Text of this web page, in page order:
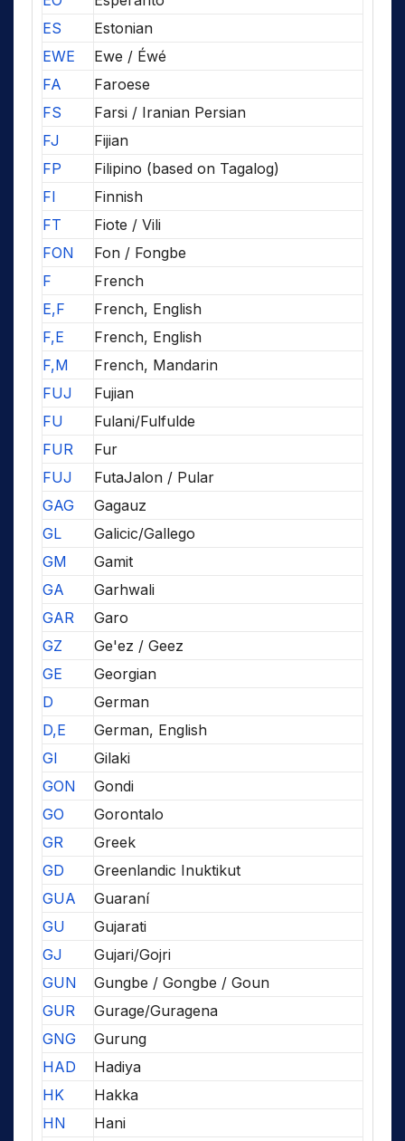
ES
Estonian
EWE
Ewe / Éwé
FA
Faroese
FS
Farsi / Iranian Persian
FJ
Fijian
FP
Filipino (based on Tagalog)
FI
Finnish
FT
Fiote / Vili
FON
Fon / Fongbe
F
French
E,F
French, English
F,E
French, English
F,M
French, Mandarin
FUJ
Fujian
FU
Fulani/Fulfulde
FUR
Fur
FUJ
FutaJalon / Pular
GAG
Gagauz
GL
Galicic/Gallego
GM
Gamit
GA
Garhwali
GAR
Garo
GZ
Ge'ez / Geez
GE
Georgian
D
German
D,E
German, English
GI
Gilaki
GON
Gondi
GO
Gorontalo
GR
Greek
GD
Greenlandic Inuktikut
GUA
Guaraní
GU
Gujarati
GJ
Gujari/Gojri
GUN
Gungbe / Gongbe / Goun
GUR
Gurage/Guragena
GNG
Gurung
HAD
Hadiya
HK
Hakka
HN
Hani